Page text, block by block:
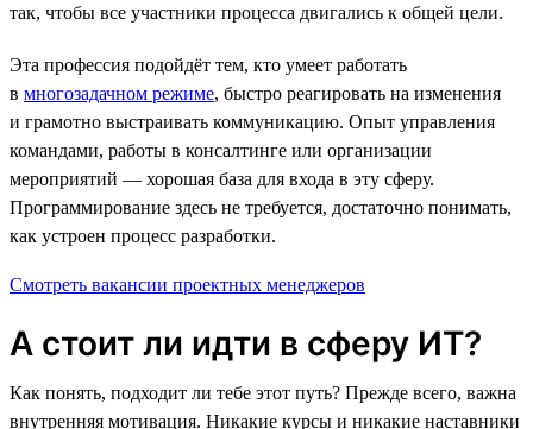
так, чтобы все участники процесса двигались к общей цели.
Эта профессия подойдёт тем, кто умеет работать
в многозадачном режиме, быстро реагировать на изменения
и грамотно выстраивать коммуникацию. Опыт управления
командами, работы в консалтинге или организации
мероприятий — хорошая база для входа в эту сферу.
Программирование здесь не требуется, достаточно понимать,
как устроен процесс разработки.
Смотреть вакансии проектных менеджеров
А стоит ли идти в сферу ИТ?
Как понять, подходит ли тебе этот путь? Прежде всего, важна
внутренняя мотивация. Никакие курсы и никакие наставники